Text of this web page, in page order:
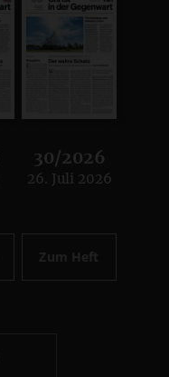
30/2026
:
26. Juli 2026
Zum Heft